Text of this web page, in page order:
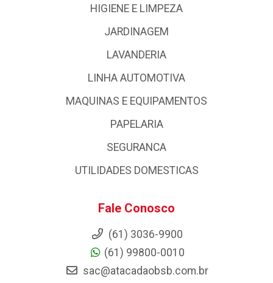
HIGIENE E LIMPEZA
JARDINAGEM
LAVANDERIA
LINHA AUTOMOTIVA
MAQUINAS E EQUIPAMENTOS
PAPELARIA
SEGURANCA
UTILIDADES DOMESTICAS
Fale Conosco
(61) 3036-9900
(61) 99800-0010
sac@atacadaobsb.com.br